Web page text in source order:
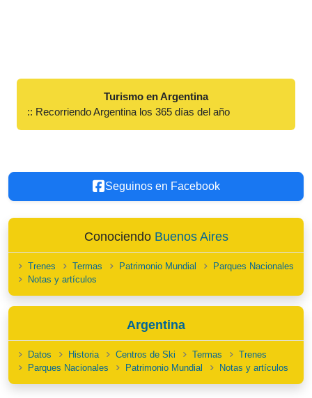
Turismo en Argentina
:: Recorriendo Argentina los 365 días del año
Seguinos en Facebook
Conociendo Buenos Aires
Trenes Termas Patrimonio Mundial
Parques Nacionales
Notas y artículos
Argentina
Datos Historia Centros de Ski Termas
Trenes
Parques Nacionales
Patrimonio Mundial Notas y artículos